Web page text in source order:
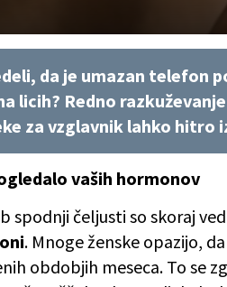
da je umazan telefon
licih? Redno
za vzglavnik lahko hitro
vaših hormonov
spodnji čeljusti so skoraj
. Mnoge ženske opazijo,
obdobjih meseca. To se